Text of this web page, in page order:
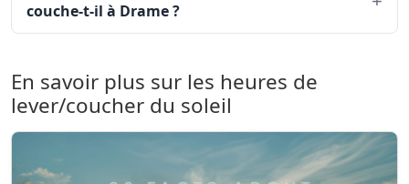
couche-t-il à Drame ?
En savoir plus sur les heures de
lever/coucher du soleil